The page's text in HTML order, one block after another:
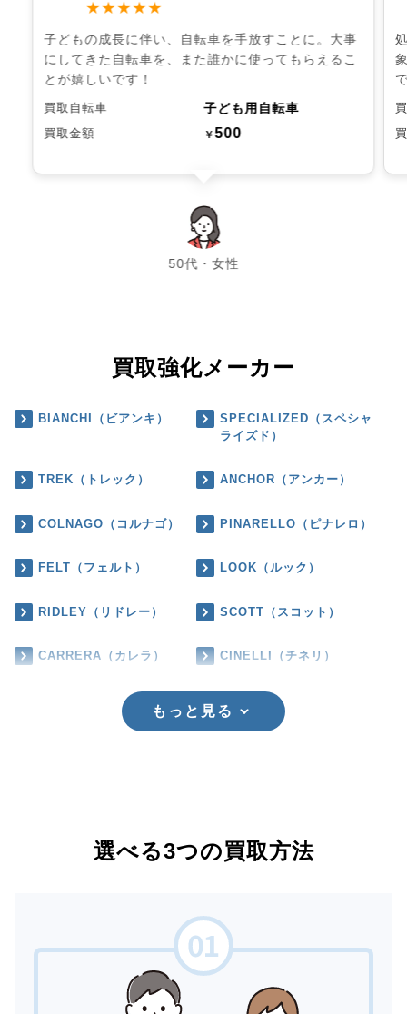
★★★★★
子どもの成長に伴い、自転車を手放すことに。大事
にしてきた自転車を、また誰かに使ってもらえるこ
とが嬉しいです！
買取自転車 子ども用自転車
買取金額 ￥500
50代・女性
chevron_left chevron_right
買取強化メーカー
BIANCHI（ビアンキ）
SPECIALIZED（スペシャ
ライズド）
TREK（トレック） ANCHOR（アンカー）
COLNAGO（コルナゴ） PINARELLO（ピナレロ）
FELT（フェルト） LOOK（ルック）
RIDLEY（リドレー） SCOTT（スコット）
CARRERA（カレラ） CINELLI（チネリ）
もっと見る
選べる3つの買取方法